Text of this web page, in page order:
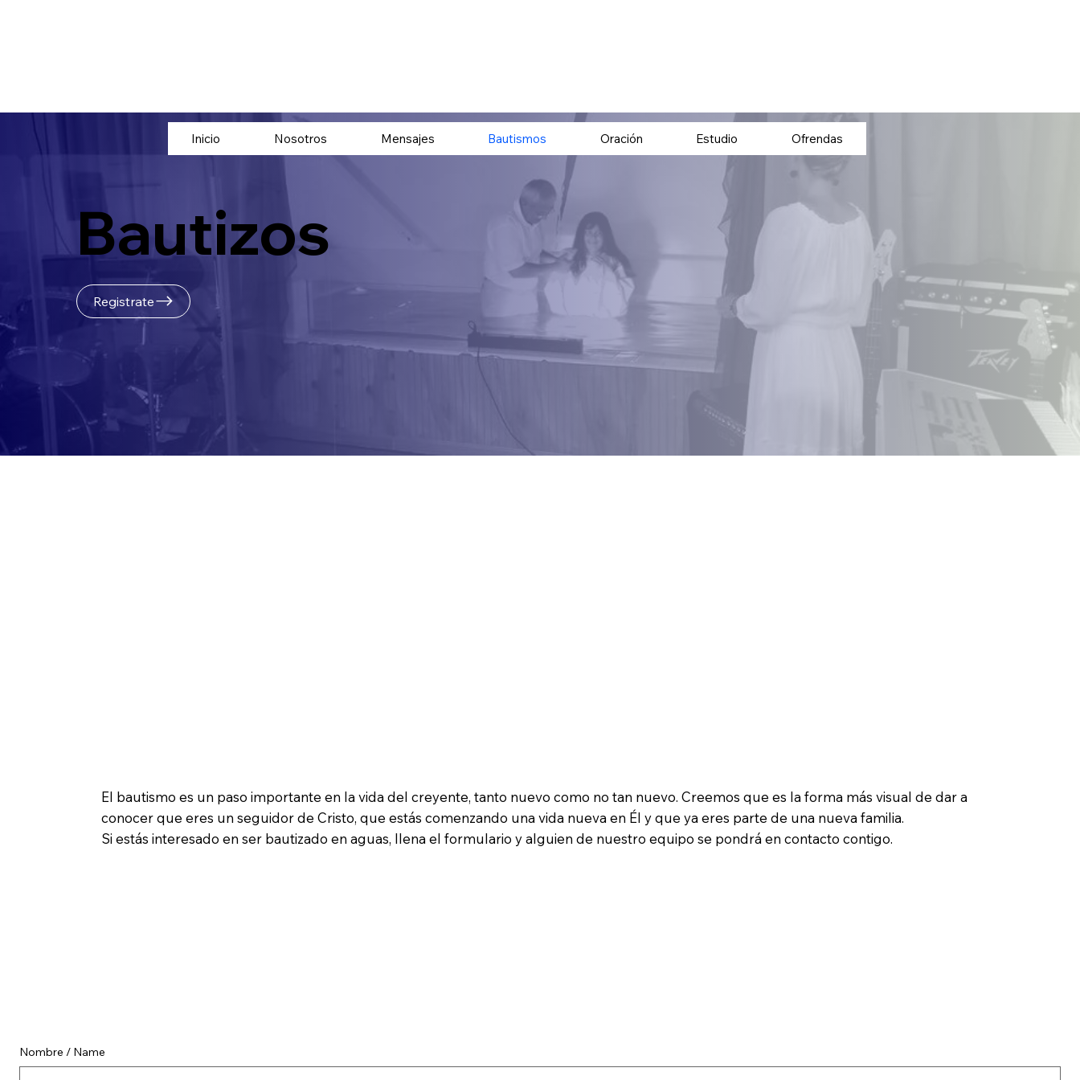
Inicio Nosotros Mensajes Bautismos Oración Estudio Ofrendas
Bautizos
Registrate
El bautismo es un paso importante en la vida del creyente, tanto nuevo como no tan nuevo. Creemos que es la forma más visual de dar a
conocer que eres un seguidor de Cristo, que estás comenzando una vida nueva en Él y que ya eres parte de una nueva familia.
Si estás interesado en ser bautizado en aguas, llena el formulario y alguien de nuestro equipo se pondrá en contacto contigo.
Nombre / Name